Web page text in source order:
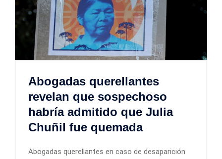
Abogadas querellantes
revelan que sospechoso
habría admitido que Julia
Chuñil fue quemada
Abogadas querellantes en caso de desaparición